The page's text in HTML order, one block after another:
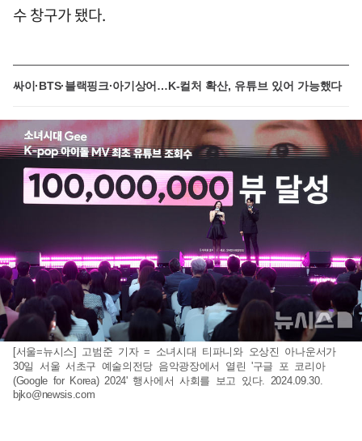
수 창구가 됐다.
싸이·BTS·블랙핑크·아기상어…K-컬처 확산, 유튜브 있어 가능했다
[서울=뉴시스] 고범준 기자 = 소녀시대 티파니와 오상진 아나운서가
30일 서울 서초구 예술의전당 음악광장에서 열린 '구글 포 코리아
(Google for Korea) 2024' 행사에서 사회를 보고 있다. 2024.09.30.
bjko@newsis.com